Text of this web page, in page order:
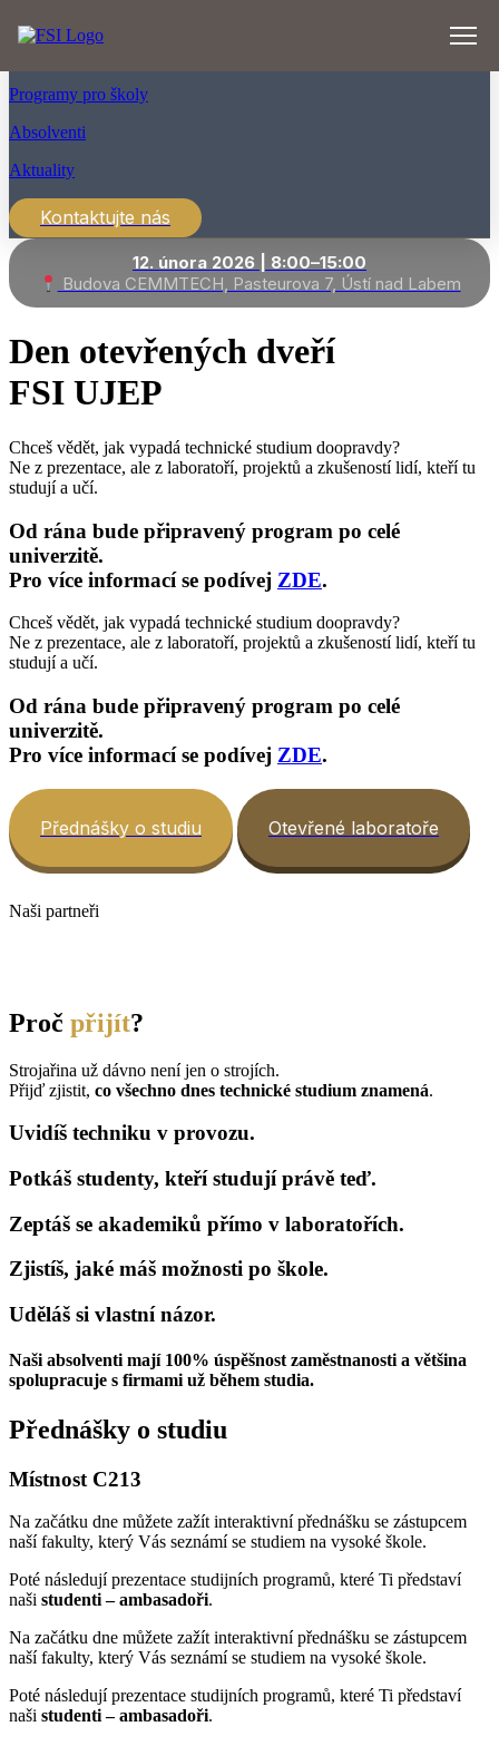
Programy pro školy
Absolventi
Aktuality
Kontaktujte nás
12. února 2026 | 8:00–15:00
Budova CEMMTECH, Pasteurova 7, Ústí nad Labem
Den otevřených dveří
FSI UJEP
Chceš vědět, jak vypadá technické studium doopravdy?
Ne z prezentace, ale z laboratoří, projektů a zkušeností lidí, kteří tu
studují a učí.
Od rána bude připravený program po celé
univerzitě.
Pro více informací se podívej ZDE.
Chceš vědět, jak vypadá technické studium doopravdy?
Ne z prezentace, ale z laboratoří, projektů a zkušeností lidí, kteří tu
studují a učí.
Od rána bude připravený program po celé
univerzitě.
Pro více informací se podívej ZDE.
Přednášky o studiu Otevřené laboratoře
Naši partneři
Proč přijít?
Strojařina už dávno není jen o strojích.
Přijď zjistit, co všechno dnes technické studium znamená.
Uvidíš techniku v provozu.
Potkáš studenty, kteří studují právě teď.
Zeptáš se akademiků přímo v laboratořích.
Zjistíš, jaké máš možnosti po škole.
Uděláš si vlastní názor.
Našiabsolventi mají 100% úspěšnost zaměstnanostia většina
spolupracuje s firmami už během studia.
Přednášky o studiu
Místnost C213
Na začátku dne můžete zažít interaktivní přednášku se zástupcem
naší fakulty, který Vás seznámí se studiem na vysoké škole.
Poté následují prezentace studijních programů, které Ti představí
naši studenti – ambasadoři.
Na začátku dne můžete zažít interaktivní přednášku se zástupcem
naší fakulty, který Vás seznámí se studiem na vysoké škole.
Poté následují prezentace studijních programů, které Ti představí
naši studenti – ambasadoři.